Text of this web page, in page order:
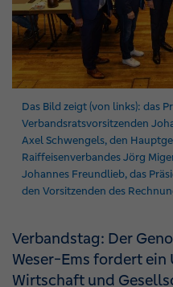
Das Bild zeigt (von links): das
Verbandsratsvorsitzenden
Axel Schwengels, den
Raiffeisenverbandes Jörg
Johannes Freundlieb, das
den Vorsitzenden des
Verbandstag: Der
Weser-Ems fordert
Wirtschaft und